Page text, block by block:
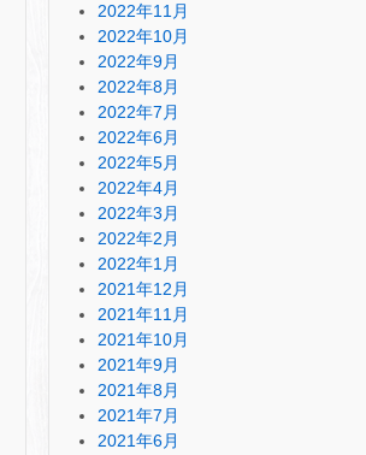
2022年11月
2022年10月
2022年9月
2022年8月
2022年7月
2022年6月
2022年5月
2022年4月
2022年3月
2022年2月
2022年1月
2021年12月
2021年11月
2021年10月
2021年9月
2021年8月
2021年7月
2021年6月